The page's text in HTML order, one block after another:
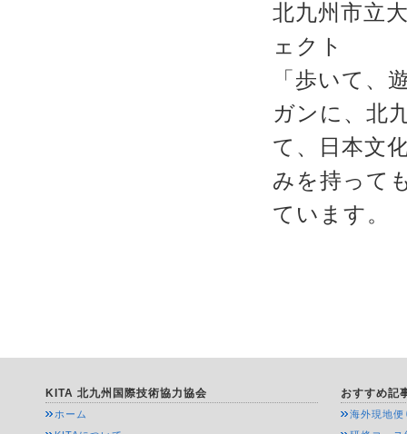
北九州市立
ェクト
「歩いて、
ガンに、北
て、日本文
みを持って
ています。
KITA 北九州国際技術協力協会
ホーム
おすすめ記
海外現地便